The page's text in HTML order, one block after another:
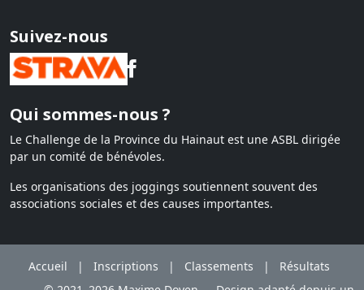
Suivez-nous
Qui sommes-nous ?
Le Challenge de la Province du Hainaut est une ASBL dirigée
par un comité de bénévoles.
Les organisations des joggings soutiennent souvent des
associations sociales et des causes importantes.
Accueil | Inscriptions | Classements |
Résultats